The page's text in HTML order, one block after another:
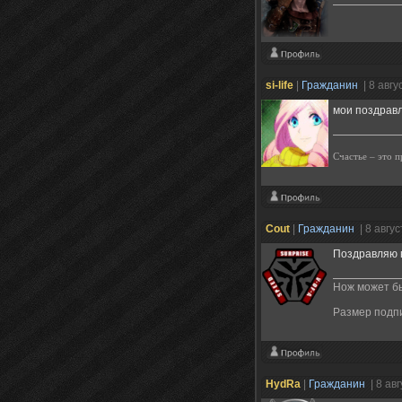
si-life Гражданин
| 8
мои
Счастье – это
Cout Гражданин
| 8
Поздравляю
Нож может
Размер
HydRa Гражданин | 8